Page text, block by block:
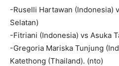
-Ruselli Hartawan (Indonesia)
Selatan)
-Fitriani (Indonesia) vs Asuka
-Gregoria Mariska Tunjung
Katethong (Thailand). (nto)